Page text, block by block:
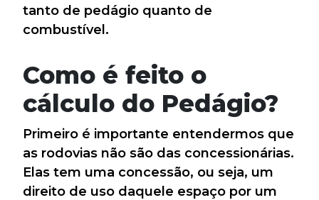
tanto de pedágio quanto de
combustível.
Como é feito o
cálculo do Pedágio?
Primeiro é importante entendermos que
as rodovias não são das concessionárias.
Elas tem uma concessão, ou seja, um
direito de uso daquele espaço por um